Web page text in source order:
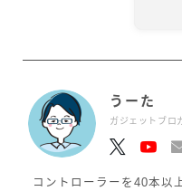
うーた
ガジェットブロ
コントローラーを40本以